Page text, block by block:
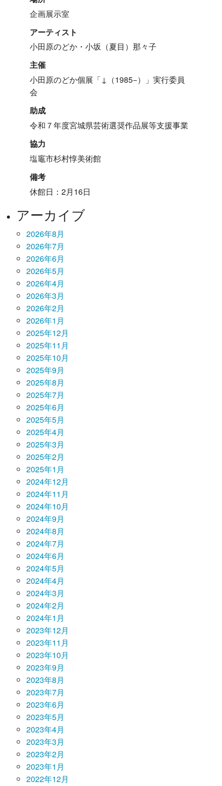
企画展示室
アーティスト
小田原のどか・小坂（夏目）那々子
主催
小田原のどか個展「↓（1985−）」実行委員
会
助成
令和７年度宮城県芸術選奨作品展等支援事業
協力
塩竈市杉村惇美術館
備考
休館日：2月16日
アーカイブ
2026年8月
2026年7月
2026年6月
2026年5月
2026年4月
2026年3月
2026年2月
2026年1月
2025年12月
2025年11月
2025年10月
2025年9月
2025年8月
2025年7月
2025年6月
2025年5月
2025年4月
2025年3月
2025年2月
2025年1月
2024年12月
2024年11月
2024年10月
2024年9月
2024年8月
2024年7月
2024年6月
2024年5月
2024年4月
2024年3月
2024年2月
2024年1月
2023年12月
2023年11月
2023年10月
2023年9月
2023年8月
2023年7月
2023年6月
2023年5月
2023年4月
2023年3月
2023年2月
2023年1月
2022年12月